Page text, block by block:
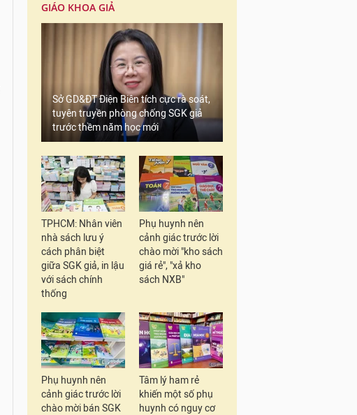
GIÁO KHOA GIẢ
Sở GD&ĐT Điện Biên tích cực rà soát,
tuyên truyền phòng chống SGK giả
trước thềm năm học mới
TPHCM: Nhân viên
nhà sách lưu ý
cách phân biệt
giữa SGK giả, in lậu
với sách chính
thống
Phụ huynh nên
cảnh giác trước lời
chào mời "kho sách
giá rẻ", "xả kho
sách NXB"
Phụ huynh nên
cảnh giác trước lời
chào mời bán SGK
Tâm lý ham rẻ
khiến một số phụ
huynh có nguy cơ